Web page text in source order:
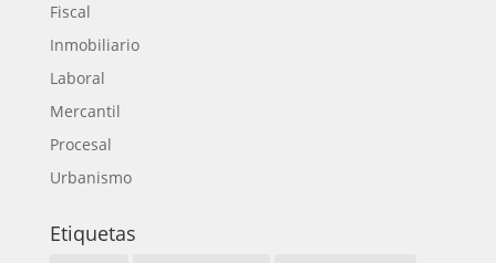
Fiscal
Inmobiliario
Laboral
Mercantil
Procesal
Urbanismo
Etiquetas